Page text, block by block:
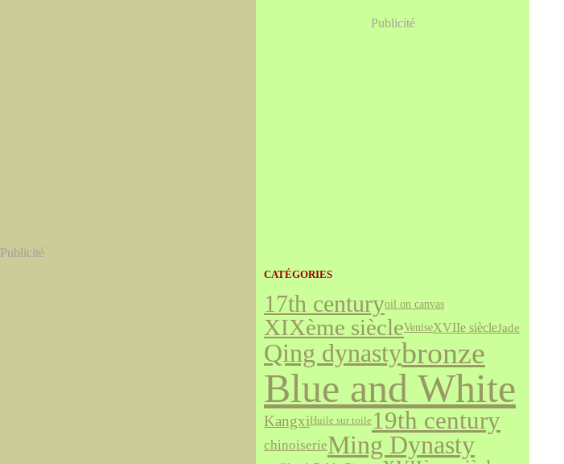
Publicité
Publicité
CATÉGORIES
17th centuryoil on canvas
XIXème siècleVeniseXVIIe siècleJade
Qing dynastybronze
Blue and White
KangxiHuile sur toile 19th century
chinoiserieMing Dynasty